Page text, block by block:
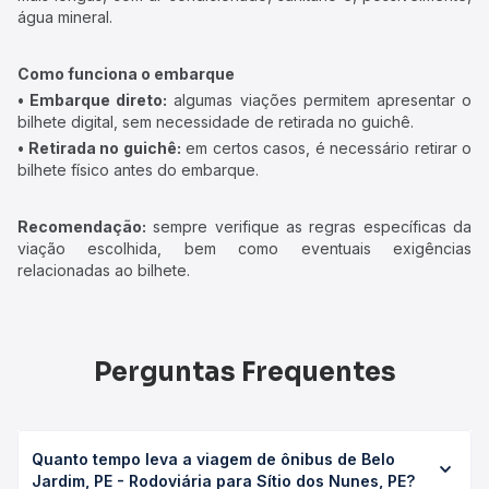
água mineral.
Como funciona o embarque
• Embarque direto: algumas viações permitem apresentar o
bilhete digital, sem necessidade de retirada no guichê.
• Retirada no guichê: em certos casos, é necessário retirar o
bilhete físico antes do embarque.
Recomendação: sempre verifique as regras específicas da
viação escolhida, bem como eventuais exigências
relacionadas ao bilhete.
Perguntas Frequentes
Quanto tempo leva a viagem de ônibus de Belo
Jardim, PE - Rodoviária para Sítio dos Nunes, PE?